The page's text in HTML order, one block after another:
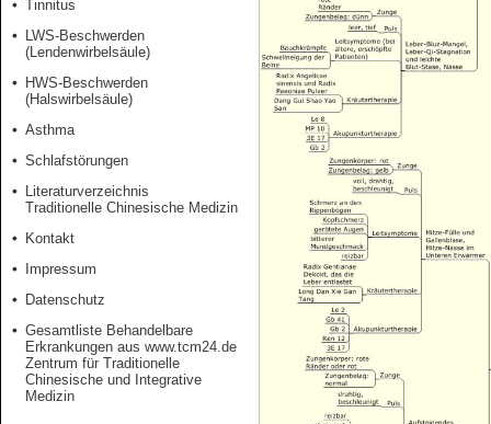
Tinnitus
LWS-Beschwerden
(Lendenwirbelsäule)
HWS-Beschwerden
(Halswirbelsäule)
Asthma
Schlafstörungen
Literaturverzeichnis
Traditionelle Chinesische Medizin
Kontakt
Impressum
Datenschutz
Gesamtliste Behandelbare
Erkrankungen aus www.tcm24.de
Zentrum für Traditionelle
Chinesische und Integrative
Medizin